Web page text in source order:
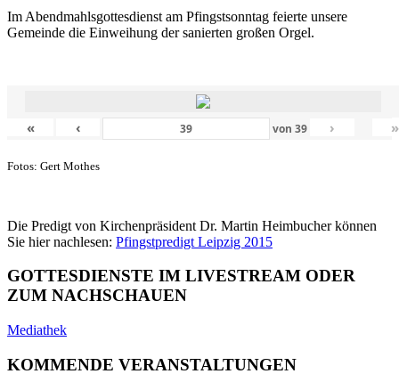
Im Abendmahlsgottesdienst am Pfingstsonntag feierte unsere
Gemeinde die Einweihung der sanierten großen Orgel.
« ‹ von39 › »
Fotos: Gert Mothes
Die Predigt von Kirchenpräsident Dr. Martin Heimbucher können
Sie hier nachlesen: Pfingstpredigt Leipzig 2015
GOTTESDIENSTE IM LIVESTREAM ODER
ZUM NACHSCHAUEN
Mediathek
KOMMENDE VERANSTALTUNGEN